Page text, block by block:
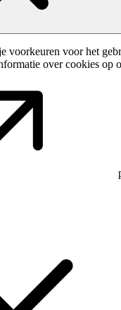
voorkeuren voor het
over cookies op